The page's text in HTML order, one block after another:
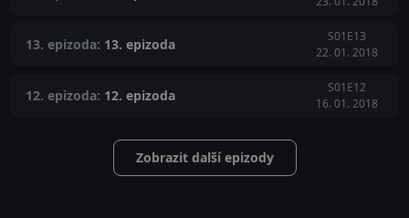
13. epizoda: 13. epizoda
S01E13
22. 01. 2018
12. epizoda: 12. epizoda
S01E12
16. 01. 2018
Zobrazit další epizody